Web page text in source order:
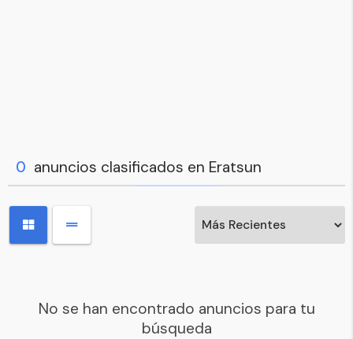
0 anuncios clasificados en Eratsun
No se han encontrado anuncios para tu
búsqueda